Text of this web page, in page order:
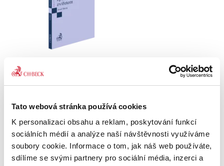
Tato webová stránka používá cookies
K personalizaci obsahu a reklam, poskytování funkcí
sociálních médií a analýze naší návštěvnosti využíváme
soubory cookie. Informace o tom, jak náš web používáte,
sdílíme se svými partnery pro sociální média, inzerci a
390,00 Kč
Publikace pojednává o předpokladech vzniku
povinnosti nahradit újmu způsobenou zvířetem
podle § 2933 až 2935 ObčZ. Nejde ale pouze o
ryzí teorii, v knize čtenář nalezne srozumitelná
řešení...